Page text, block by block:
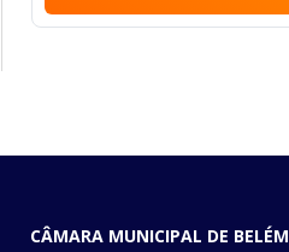
CÂMARA MUNICIPAL DE BELÉM